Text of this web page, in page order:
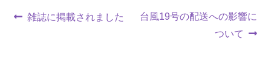
雑誌に掲載されました
台風19号の配送への影響に
ついて